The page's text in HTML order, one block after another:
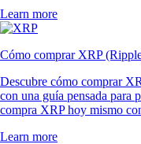
Learn more
Cómo comprar XRP
Descubre cómo comprar
con una guía pensada para
compra XRP hoy mismo
Learn more